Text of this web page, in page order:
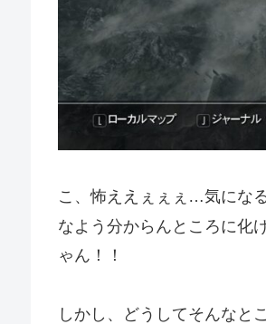
こ、怖ええぇぇぇ…気にな
なよう分からんところに化
ゃん！！
しかし、どうしてそんなと